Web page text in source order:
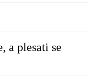
a plesati se